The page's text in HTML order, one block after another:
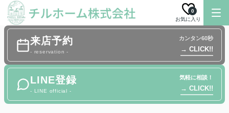
お気に入り
0
来店予約
- reservation -
カンタン60秒
→ CLICK!!
LINE登録
- LINE official -
気軽に相談！
→ CLICK!!